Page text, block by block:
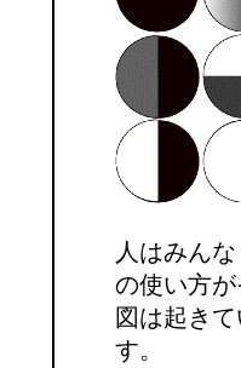
人はみん
の使い方
図は起き
す。